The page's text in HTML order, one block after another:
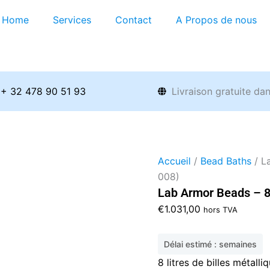
Home Services Contact A Propos de nous
+ 32 478 90 51 93 Livraison gratuite
Accueil / Bead Baths /
008)
Lab Armor Beads –
€1.031,00 hors TVA
Délai estimé : semaines
8 litres de billes